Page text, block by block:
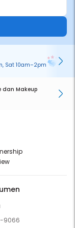
Sat 10am–2pm
dan Makeup
9066